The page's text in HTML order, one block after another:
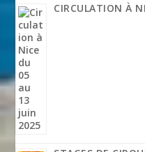
CIRCULATION À